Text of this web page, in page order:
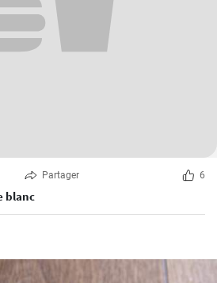
Partager 6
blanc